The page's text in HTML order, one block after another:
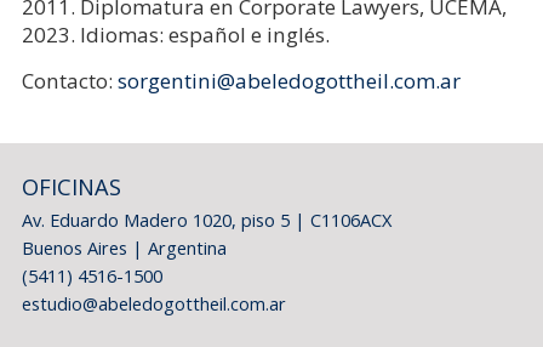
2011. Diplomatura en Corporate Lawyers, UCEMA,
2023. Idiomas: español e inglés.
Contacto: sorgentini@abeledogottheil.com.ar
OFICINAS
Av. Eduardo Madero 1020, piso 5 | C1106ACX
Buenos Aires | Argentina
(5411) 4516-1500
estudio@abeledogottheil.com.ar